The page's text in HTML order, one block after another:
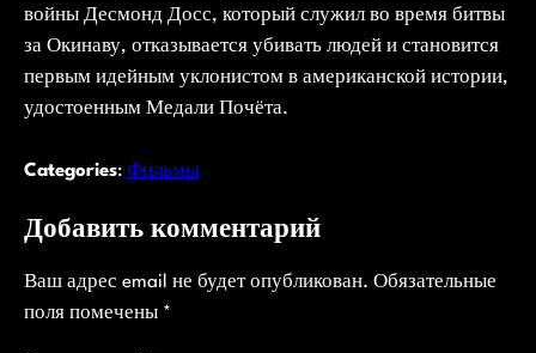
войны Десмонд Досс, который служил во время битвы
за Окинаву, отказывается убивать людей и становится
первым идейным уклонистом в американской истории,
удостоенным Медали Почёта.
Categories: Фильмы
Добавить комментарий
Ваш адрес email не будет опубликован. Обязательные
поля помечены *